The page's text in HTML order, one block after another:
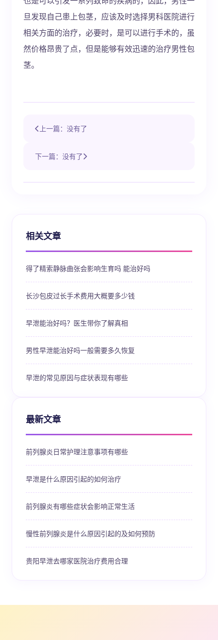
旦发现自己患上包茎，应该及时选择男科医院进行
相关方面的治疗，必要时，是可以进行手术的，虽
然价格昂贵了点，但是能够有效迅速的治疗男性包
茎。
上一篇：没有了
下一篇：没有了
相关文章
得了精索静脉曲张会影响生育吗 能治好吗
长沙包皮过长手术费用大概要多少钱
早泄能治好吗？医生带你了解真相
男性早泄能治好吗一般需要多久恢复
早泄的常见原因与症状表现有哪些
最新文章
前列腺炎日常护理注意事项有哪些
早泄是什么原因引起的如何治疗
前列腺炎有哪些症状会影响正常生活
慢性前列腺炎是什么原因引起的及如何预防
贵阳早泄去哪家医院治疗费用合理